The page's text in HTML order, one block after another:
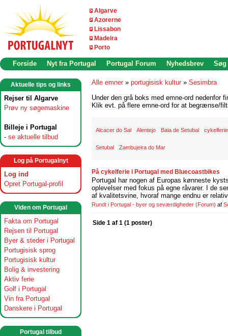
Algarve
Azorerne
Lissabon
Madeira
Porto
Forside Nyt fra Portugal Portugal Forum Nyhedsbrev Søg
Aktuelle tips og links
Rejser til Algarve
Prøv ny søgemaskine
Billeje i Portugal
- se aktuelle tilbud
Log på Portugalnyt
Log ind
Opret Portugal-profil
Viden om Portugal
Fakta om Portugal
Rejsen til Portugal
Byer & steder i Portugal
Portugisisk sprog
Portugisisk kultur
Bolig & investering
Aktiv ferie
Golf i Portugal
Vin fra Portugal
Danskere i Portugal
Portugal tilbud
Alle emner » portugisisk kultur » Sesimbra
Under den grå boks med emne-ord nedenfor
Klik evt. på flere emne-ord for at begrænse/
Alcacer do Sal Alentejo Baia de Setubal cykelferie
Setubal Zambujeira do Mar
På cykelferie i Portugal med Bluecoastbikes
Portugal har nogen af Europas kønneste
oplevelser med fokus på egne råvarer. I de
af kvalitetsvine, hvoraf mange endnu er
Rundt i Portugal - byer og seværdigheder (Forum) af
Side 1 af 1 (1 poster)